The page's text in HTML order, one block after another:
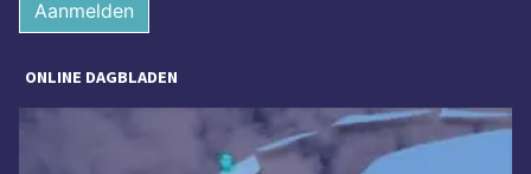
Aanmelden
ONLINE DAGBLADEN